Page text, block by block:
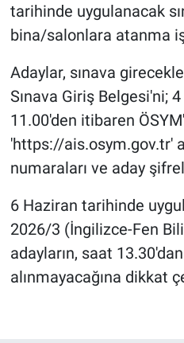
tarihinde uygulanacak
bina/salonlara atanma
Adaylar, sınava
Sınava Giriş Belgesi'ni;
11.00'den itibaren
'https://ais.osym.gov.tr'
numaraları ve aday
6 Haziran tarihinde
2026/3 (İngilizce-Fen
adayların, saat
alınmayacağına dikkat